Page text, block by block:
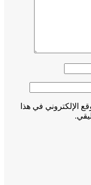
الإلكتروني في هذا